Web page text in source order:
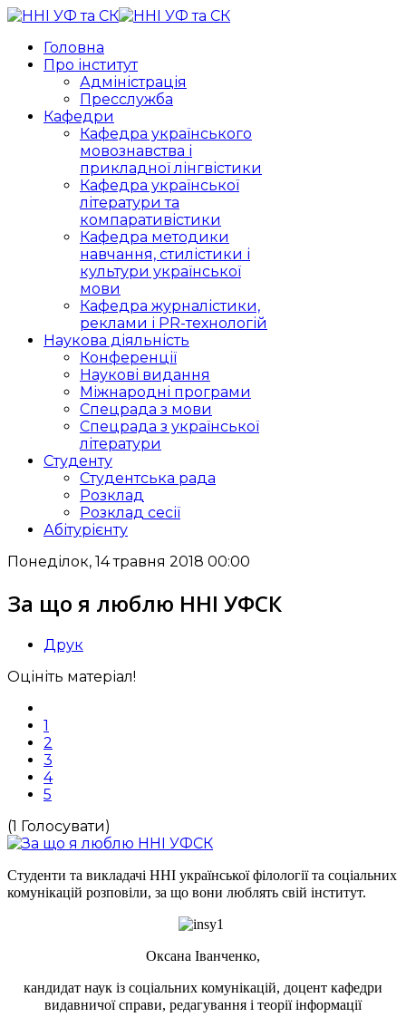
Головна
Про інститут
Адміністрація
Пресслужба
Кафедри
Кафедра українського
мовознавства і
прикладної лінгвістики
Кафедра української
літератури та
компаративістики
Кафедра методики
навчання, стилістики і
культури української
мови
Кафедра журналістики,
реклами і PR-технологій
Наукова діяльність
Конференції
Наукові видання
Міжнародні програми
Спецрада з мови
Спецрада з української
літератури
Студенту
Студентська рада
Розклад
Розклад сесії
Абітурієнту
Понеділок, 14 травня 2018 00:00
За що я люблю ННІ УФСК
Друк
Оцініть матеріал!
1
2
3
4
5
(1 Голосувати)
Студенти та викладачі ННІ української філології та соціальних
комунікацій розповіли, за що вони люблять свій інститут.
Оксана Іванченко,
кандидат наук із соціальних комунікацій, доцент кафедри
видавничої справи, редагування і теорії інформації